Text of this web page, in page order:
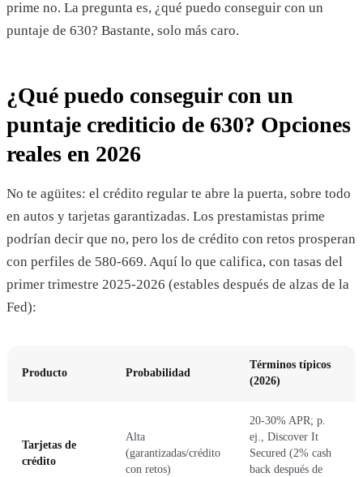
prime no. La pregunta es, ¿qué puedo conseguir con un
puntaje de 630? Bastante, solo más caro.
¿Qué puedo conseguir con un
puntaje crediticio de 630? Opciones
reales en 2026
No te agüites: el crédito regular te abre la puerta, sobre todo
en autos y tarjetas garantizadas. Los prestamistas prime
podrían decir que no, pero los de crédito con retos prosperan
con perfiles de 580-669. Aquí lo que califica, con tasas del
primer trimestre 2025-2026 (estables después de alzas de la
Fed):
Producto Probabilidad
Términos típicos
(2026)
Tarjetas de
crédito
Alta
(garantizadas/crédito
con retos)
20-30% APR; p.
ej., Discover It
Secured (2% cash
back después de